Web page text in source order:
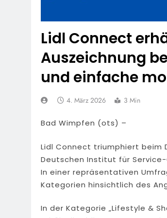
Lidl Connect
Auszeichnung
und einfache
4. März 2026 3 Min
Bad Wimpfen (ots) –
Lidl Connect triumphiert beim
Deutschen Institut für
In einer repräsentativen
Kategorien hinsichtlich des
In der Kategorie „Lifestyle &